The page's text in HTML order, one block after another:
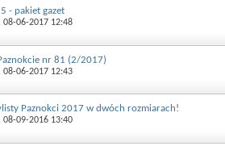
- pakiet gazet
, 08-06-2017 12:48
nr 81 (2/2017)
, 08-06-2017 12:43
Paznokci 2017 w dwóch rozmiarach!
, 08-09-2016 13:40